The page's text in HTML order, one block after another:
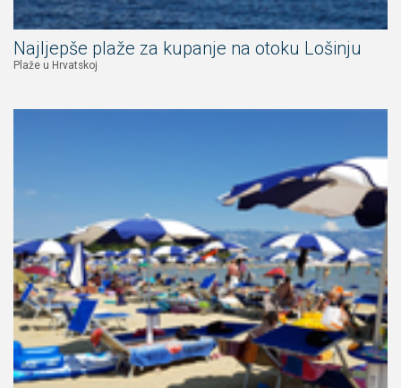
Najljepše plaže za kupanje na otoku Lošinju
Plaže u Hrvatskoj